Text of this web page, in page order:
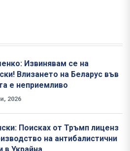
Извинявам се на
Влизането на Беларус във
е неприемливо
2026
Поисках от Тръмп лиценз
на антибалистични